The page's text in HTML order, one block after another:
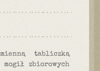
tabliczką
zbiorowych